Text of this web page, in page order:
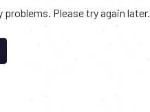
Please try again later.